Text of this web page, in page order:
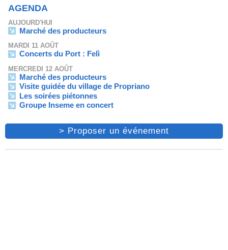
AGENDA
AUJOURD'HUI
Marché des producteurs
MARDI 11 AOÛT
Concerts du Port : Felì
MERCREDI 12 AOÛT
Marché des producteurs
Visite guidée du village de Propriano
Les soirées piétonnes
Groupe Inseme en concert
> Proposer un événement